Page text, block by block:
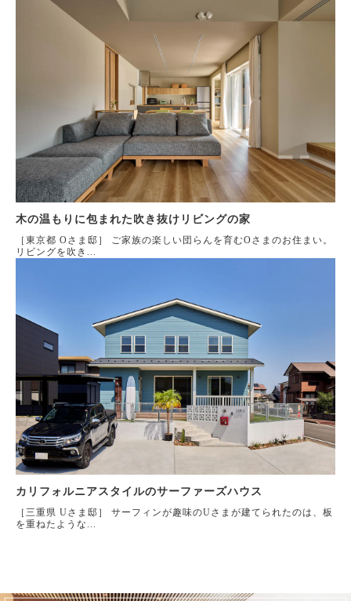
木の温もりに包まれた吹き抜けリビングの家
［東京都 Oさま邸］ ご家族の楽しい団らんを育むOさまのお住まい。
リビングを吹き...
カリフォルニアスタイルのサーファーズハウス
［三重県 Uさま邸］ サーフィンが趣味のUさまが建てられたのは、板
を重ねたような...